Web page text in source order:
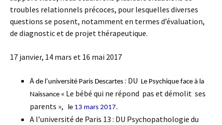
troubles relationnels précoces, pour lesquelles diverses
questions se posent, notamment en termes d’évaluation,
de diagnostic et de projet thérapeutique.
17 janvier, 14 mars et 16 mai 2017
A de l’université Paris Descartes : DU Le Psychique face à la
Naissance « Le bébé qui ne répond pas et démolit ses
parents »,
le 13 mars 2017.
A l’université de Paris 13 : DU Psychopathologie du